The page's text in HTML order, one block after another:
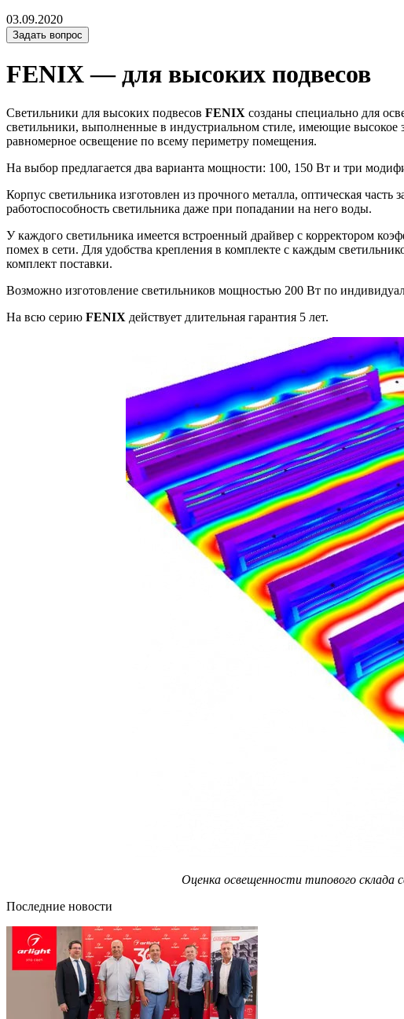
03.09.2020
Задать вопрос
FENIX — для высоких подвесов
Светильники для высоких подвесов FENIX созданы специально для
светильники, выполненные в индустриальном стиле, имеющие высокое
равномерное освещение по всему периметру помещения.
На выбор предлагается два варианта мощности: 100, 150 Вт и три
Корпус светильника изготовлен из прочного металла, оптическая
работоспособность светильника даже при попадании на него воды.
У каждого светильника имеется встроенный драйвер с корректором
помех в сети. Для удобства крепления в комплекте с каждым
комплект поставки.
Возможно изготовление светильников мощностью 200 Вт по
На всю серию FENIX действует длительная гарантия 5 лет.
Оценка освещенности типового склада
Последние новости